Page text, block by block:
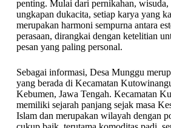
penting. Mulai dari pernikahan, wisuda,
ungkapan dukacita, setiap karya yang
merupakan harmoni sempurna antara
perasaan, dirangkai dengan ketelitian
pesan yang paling personal.
Sebagai informasi, Desa Munggu
yang berada di Kecamatan
Kebumen, Jawa Tengah. Kecamatan
memiliki sejarah panjang sejak masa
Islam dan merupakan wilayah dengan